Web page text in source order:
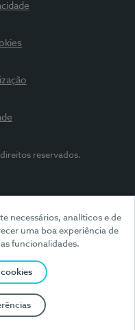
necessários, analíticos e de
uma boa experiência de
funcionalidades.
reservados.